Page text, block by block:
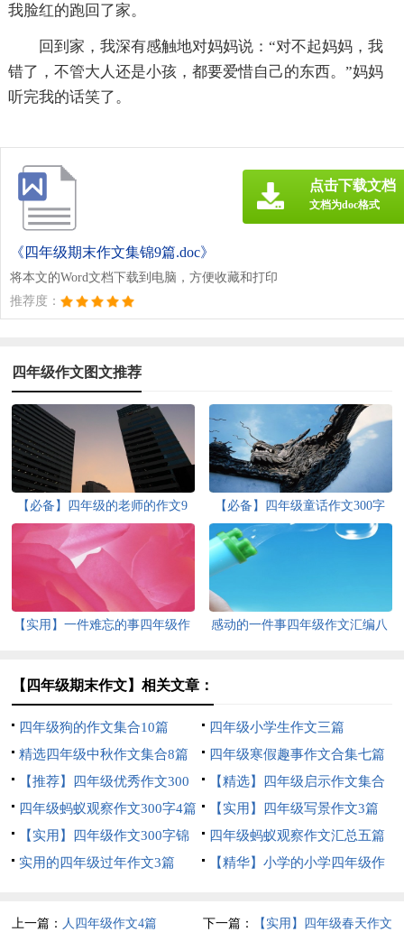
我脸红的跑回了家。
回到家，我深有感触地对妈妈说：“对不起妈妈，我
错了，不管大人还是小孩，都要爱惜自己的东西。”妈妈
听完我的话笑了。
《四年级期末作文集锦9篇.doc》
将本文的Word文档下载到电脑，方便收藏和打印
推荐度：
点击下载文档
文档为doc格式
四年级作文图文推荐
【必备】四年级的老师的作文9
篇
【必备】四年级童话作文300字
集锦10篇
【实用】一件难忘的事四年级作
感动的一件事四年级作文汇编八
【四年级期末作文】相关文章：
四年级狗的作文集合10篇
四年级小学生作文三篇
精选四年级中秋作文集合8篇
四年级寒假趣事作文合集七篇
【推荐】四年级优秀作文300
字汇编9篇
【精选】四年级启示作文集合
8篇
四年级蚂蚁观察作文300字4篇
【实用】四年级写景作文3篇
【实用】四年级作文300字锦
集5篇
四年级蚂蚁观察作文汇总五篇
实用的四年级过年作文3篇
【精华】小学的小学四年级作
上一篇： 人四年级作文4篇 下一篇： 【实用】四年级春天作文